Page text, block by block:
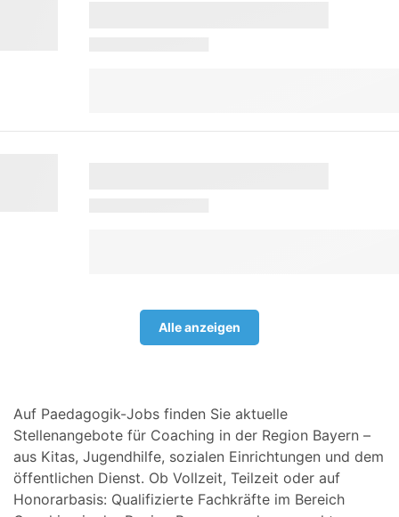
Alle anzeigen
Auf Paedagogik-Jobs finden Sie aktuelle
Stellenangebote für Coaching in der Region Bayern –
aus Kitas, Jugendhilfe, sozialen Einrichtungen und dem
öffentlichen Dienst. Ob Vollzeit, Teilzeit oder auf
Honorarbasis: Qualifizierte Fachkräfte im Bereich